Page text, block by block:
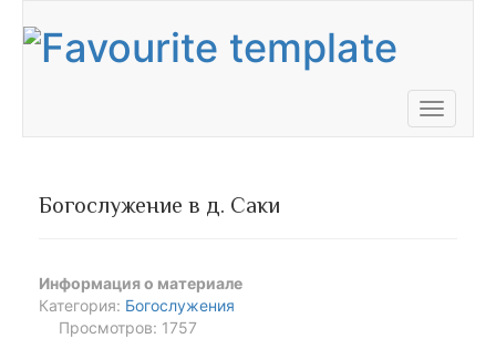
Toggle
Богослужение в д. Саки
Информация о материале
Категория: Богослужения
Просмотров: 1757